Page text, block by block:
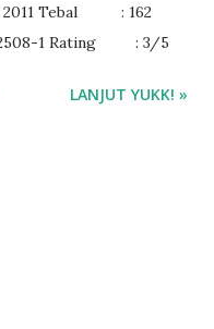
Tebal : 162
1 Rating : 3/5
LANJUT YUKK! »